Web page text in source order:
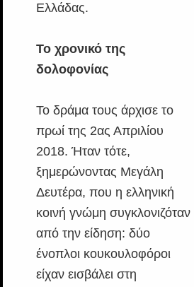
Ελλάδας.
Το χρονικό της
δολοφονίας
Το δράμα τους άρχισε το
πρωί της 2ας Απριλίου
2018. Ήταν τότε,
ξημερώνοντας Μεγάλη
Δευτέρα, που η ελληνική
κοινή γνώμη συγκλονιζόταν
από την είδηση: δύο
ένοπλοι κουκουλοφόροι
είχαν εισβάλει στη